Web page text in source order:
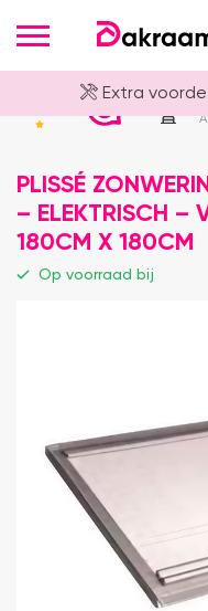
Extra
PLISSÉ
– ELEKTRISCH –
180CM X 180CM
Op voorraad bij